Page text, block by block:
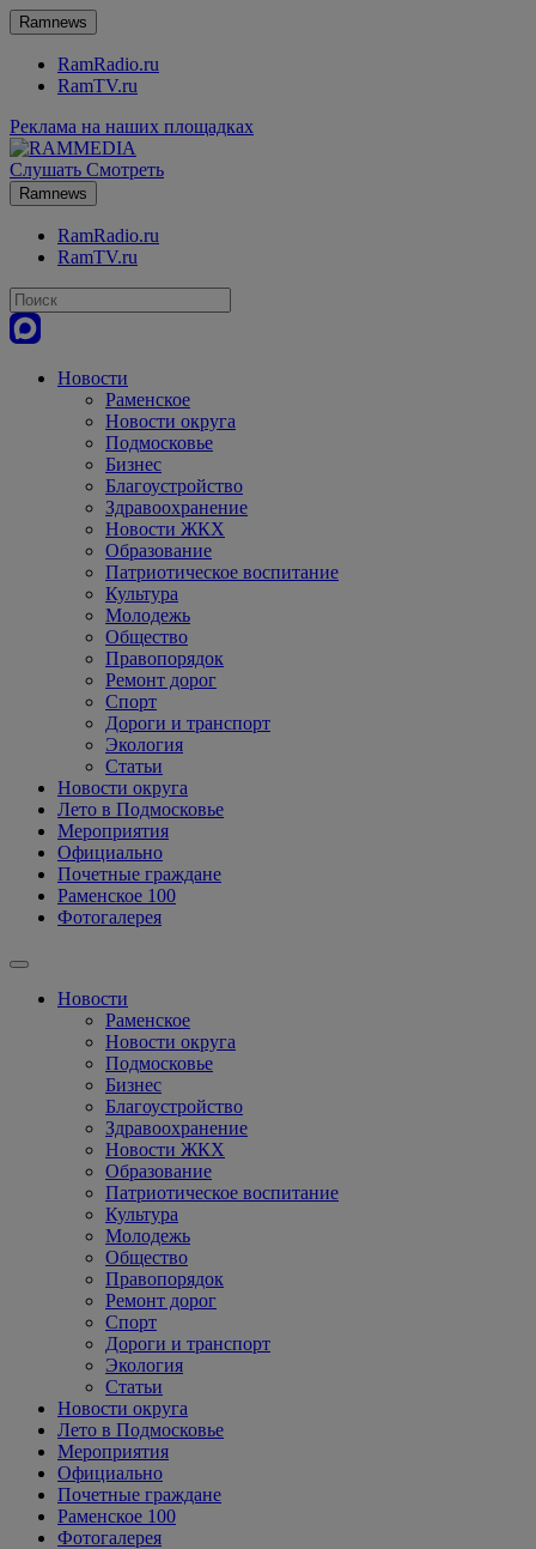
Ramnews
RamRadio.ru
RamTV.ru
Реклама на наших площадках
Слушать Смотреть
Ramnews
RamRadio.ru
RamTV.ru
Новости
Раменское
Новости округа
Подмосковье
Бизнес
Благоустройство
Здравоохранение
Новости ЖКХ
Образование
Патриотическое воспитание
Культура
Молодежь
Общество
Правопорядок
Ремонт дорог
Спорт
Дороги и транспорт
Экология
Статьи
Новости округа
Лето в Подмосковье
Мероприятия
Официально
Почетные граждане
Раменское 100
Фотогалерея
Новости
Раменское
Новости округа
Подмосковье
Бизнес
Благоустройство
Здравоохранение
Новости ЖКХ
Образование
Патриотическое воспитание
Культура
Молодежь
Общество
Правопорядок
Ремонт дорог
Спорт
Дороги и транспорт
Экология
Статьи
Новости округа
Лето в Подмосковье
Мероприятия
Официально
Почетные граждане
Раменское 100
Фотогалерея